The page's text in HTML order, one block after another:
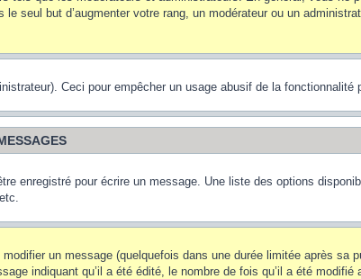
seul but d’augmenter votre rang, un modérateur ou un
Ceci pour empêcher un usage abusif de la fonctionnalité
enregistré pour écrire un message. Une liste des options
un message (quelquefois dans une durée limitée après sa
indiquant qu’il a été édité, le nombre de fois qu’il a été modifié